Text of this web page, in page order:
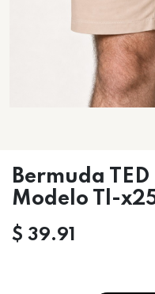
Bermuda
Modelo Tl-
$ 39.91